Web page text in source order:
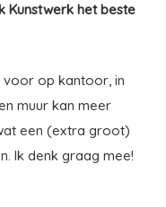
Kunstwerk het beste
voor op kantoor, in
muur kan meer
een (extra groot)
Ik denk graag mee!